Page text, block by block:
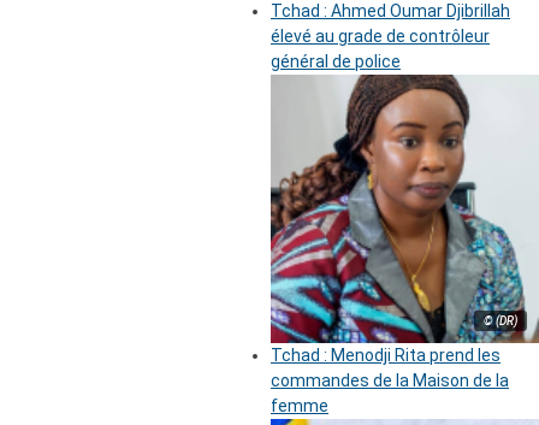
Tchad : Ahmed Oumar Djibrillah
élevé au grade de contrôleur
général de police
© (DR)
Tchad : Menodji Rita prend les
commandes de la Maison de la
femme